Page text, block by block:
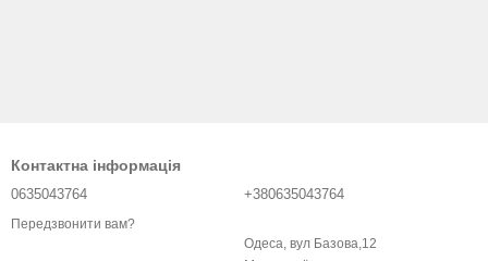
Контактна інформація
0635043764
Передзвонити вам?
+380635043764
Одеса, вул Базова,12